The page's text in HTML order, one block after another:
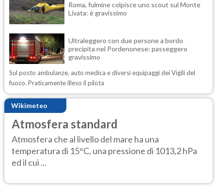
Roma, fulmine colpisce uno scout sul Monte
Livata: è gravissimo
Ultraleggero con due persone a bordo
precipita nel Pordenonese: passeggero
gravissimo
Sul posto ambulanze, auto medica e diversi equipaggi dei Vigili del
fuoco. Praticamente illeso il pilota
Wikimeteo
Atmosfera standard
Atmosfera che al livello del mare ha una
temperatura di 15°C, una pressione di 1013,2 hPa
ed il cui ...